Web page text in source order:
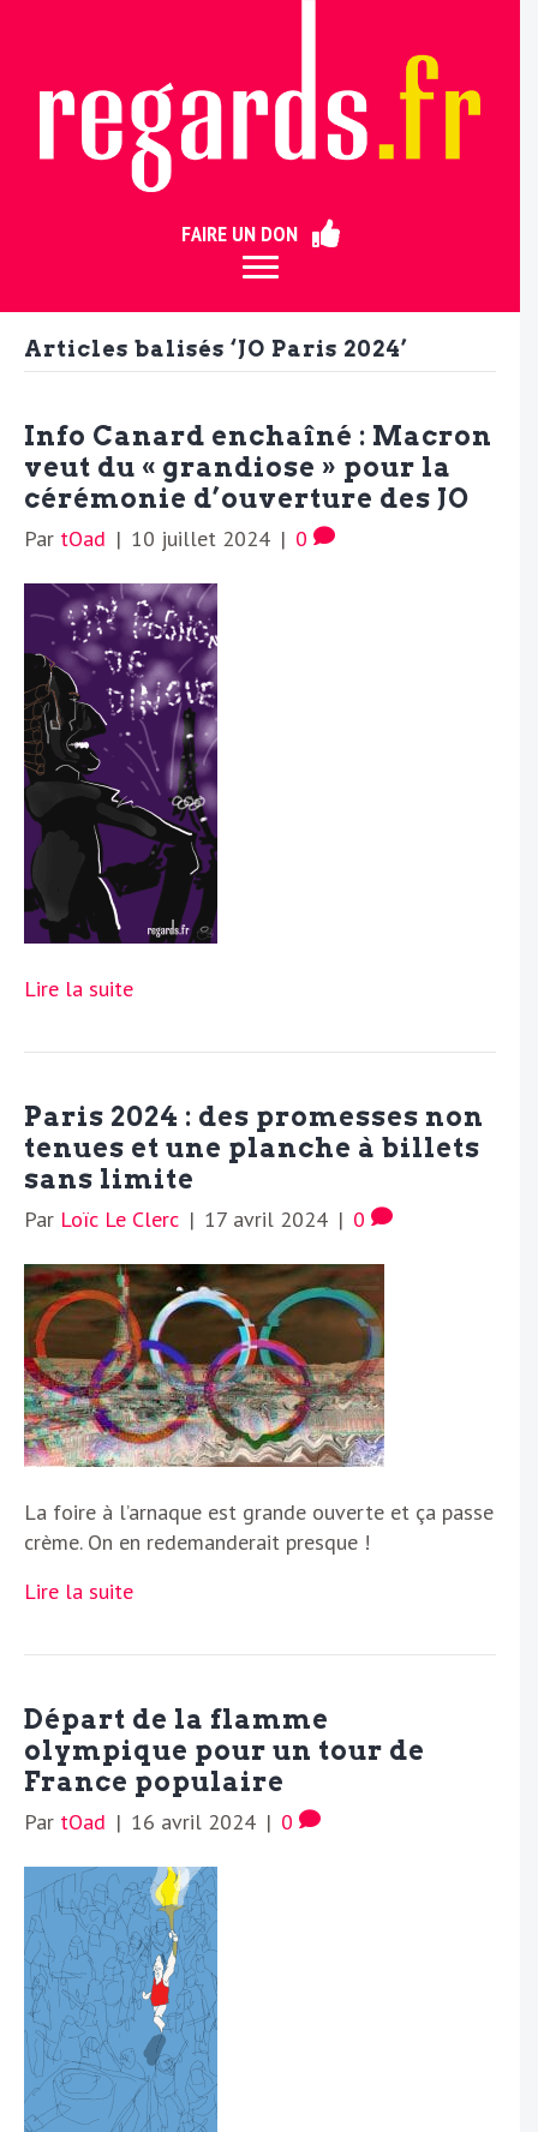
FAIRE UN DON
Articles balisés ‘JO Paris 2024’
Info Canard enchaîné : Macron
veut du « grandiose » pour la
cérémonie d’ouverture des JO
Par tOad | 10 juillet 2024 | 0
Lire la suite
Paris 2024 : des promesses non
tenues et une planche à billets
sans limite
Par Loïc Le Clerc | 17 avril 2024 | 0
La foire à l’arnaque est grande ouverte et ça passe
crème. On en redemanderait presque !
Lire la suite
Départ de la flamme
olympique pour un tour de
France populaire
Par tOad | 16 avril 2024 | 0